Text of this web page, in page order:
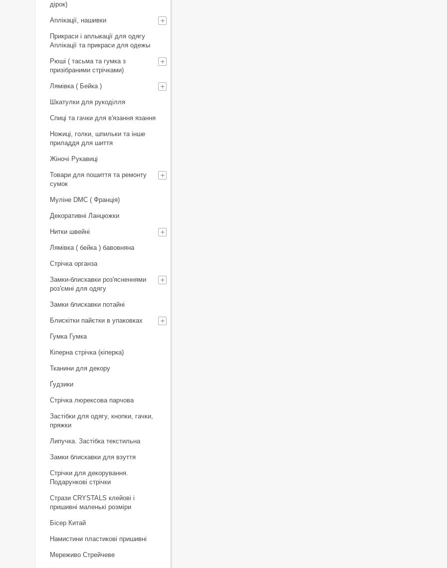
дірок)
Аплікації, нашивки
Прикраси і аплыкації для одягу
Аплікації та прикраси для одежы
Рюші ( тасьма та гумка з
призібраними стрічками)
Лямівка ( Бейка )
Шкатулки для рукоділля
Спиці та гачки для в'язання язання
Ножиці, голки, шпильки та інше
приладдя для шиття
Жіночі Рукавиці
Товари для пошиття та ремонту
сумок
Муліне DMC ( Франція)
Декоративні Ланцюжки
Нитки швейні
Лямівка ( бейка ) бавовняна
Стрічка органза
Замки-блискавки роз'ясненнями
роз'ємні для одягу
Замки блискавки потайні
Блискітки пайєтки в упаковках
Гумка Гумка
Кіперна стрічка (кіперка)
Тканини для декору
Ґудзики
Стрічка люрексова парчова
Застібки для одягу, кнопки, гачки,
пряжки
Липучка. Застібка текстильна
Замки блискавки для взуття
Стрічки для декорування.
Подарункові стрічки
Стрази CRYSTALS клейові і
пришивні маленькі розміри
Бісер Китай
Намистини пластикові пришивні
Мереживо Стрейчеве